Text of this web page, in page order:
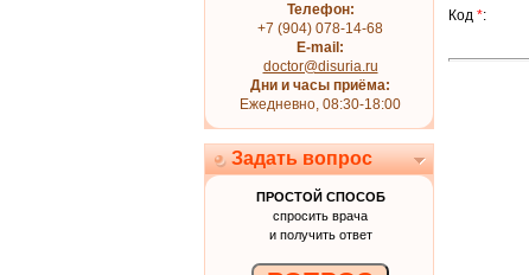
Телефон:
+7 (904) 078-14-68
E-mail:
doctor@disuria.ru
Дни и часы приёма:
Ежедневно, 08:30-18:00
Задать вопрос
ПРОСТОЙ СПОСОБ
спросить врача
и получить ответ
Код *: